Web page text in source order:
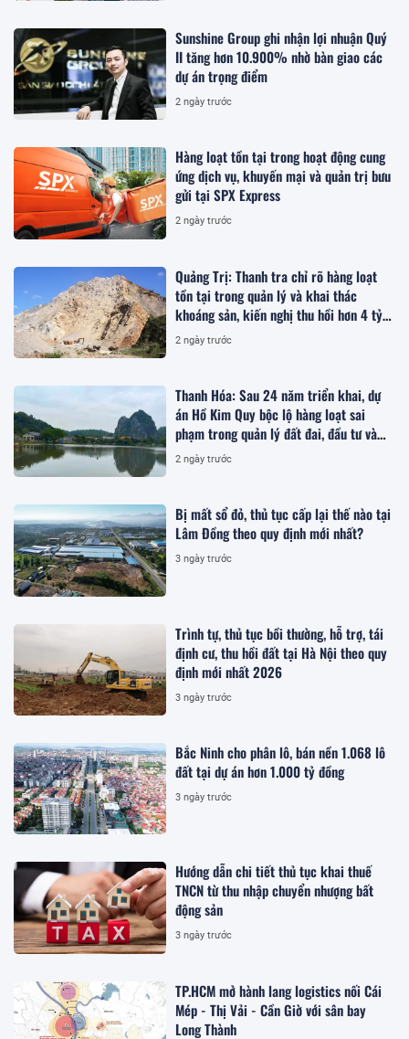
Sunshine Group ghi nhận lợi nhuận Quý
II tăng hơn 10.900% nhờ bàn giao các
dự án trọng điểm
2 ngày trước
Hàng loạt tồn tại trong hoạt động cung
ứng dịch vụ, khuyến mại và quản trị bưu
gửi tại SPX Express
2 ngày trước
Quảng Trị: Thanh tra chỉ rõ hàng loạt
tồn tại trong quản lý và khai thác
khoáng sản, kiến nghị thu hồi hơn 4 tỷ
đồng
2 ngày trước
Thanh Hóa: Sau 24 năm triển khai, dự
án Hồ Kim Quy bộc lộ hàng loạt sai
phạm trong quản lý đất đai, đầu tư và
quy hoạch
2 ngày trước
Bị mất sổ đỏ, thủ tục cấp lại thế nào tại
Lâm Đồng theo quy định mới nhất?
3 ngày trước
Trình tự, thủ tục bồi thường, hỗ trợ, tái
định cư, thu hồi đất tại Hà Nội theo quy
định mới nhất 2026
3 ngày trước
Bắc Ninh cho phân lô, bán nền 1.068 lô
đất tại dự án hơn 1.000 tỷ đồng
3 ngày trước
Hướng dẫn chi tiết thủ tục khai thuế
TNCN từ thu nhập chuyển nhượng bất
động sản
3 ngày trước
TP.HCM mở hành lang logistics nối Cái
Mép - Thị Vải - Cần Giờ với sân bay
Long Thành